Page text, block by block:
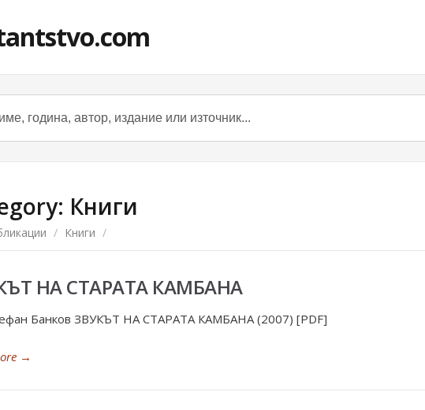
Книги
/ Книги /
НА СТАРАТА КАМБАНА
Банков ЗВУКЪТ НА СТАРАТА КАМБАНА (2007) [PDF]
→